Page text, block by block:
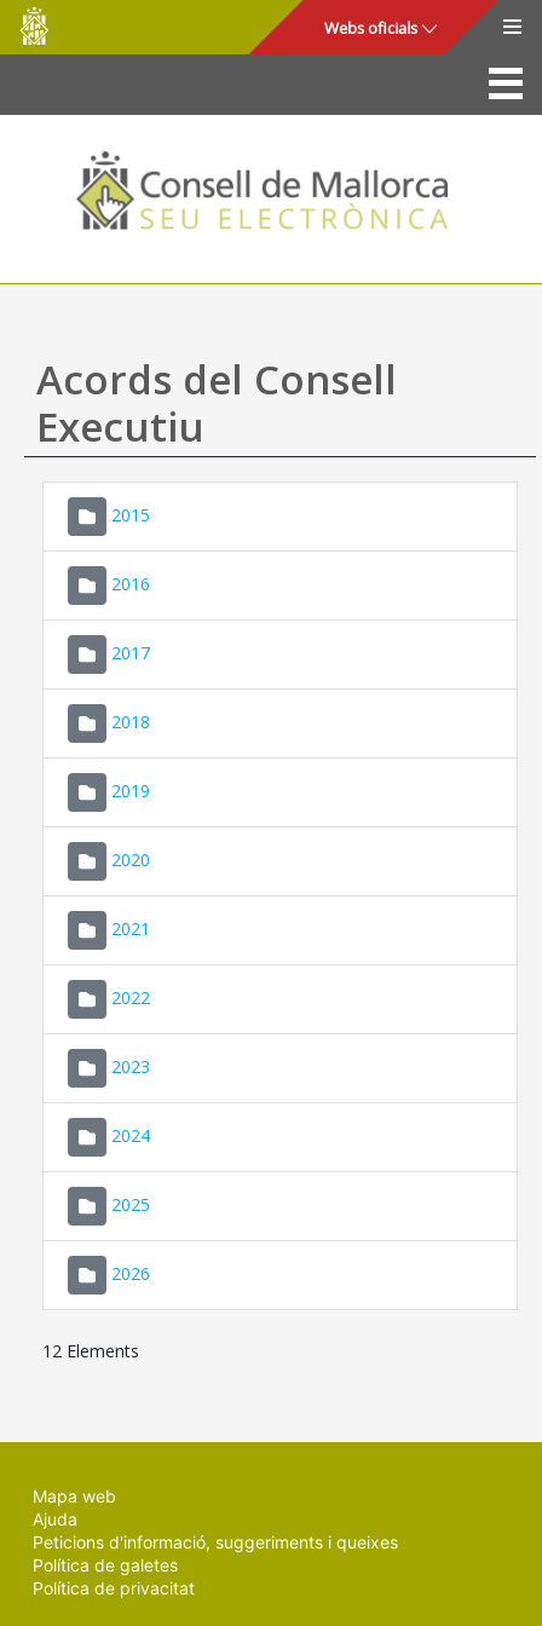
Salta al contingut principal
Consell
de
Mallorca
Webs oficials
La Seu
Consell de Mallorca
Accés i seguretat
Utilitats
Ajuda
Acords del Consell
Executiu
2015
2016
2017
2018
2019
2020
2021
2022
2023
2024
2025
2026
12 Elements
Mapa web
Ajuda
Peticions d'informació, suggeriments i queixes
Política de galetes
Política de privacitat